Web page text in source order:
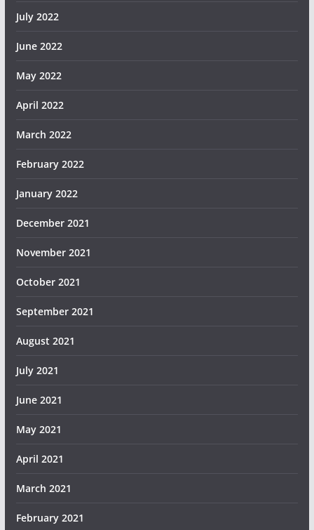
July 2022
June 2022
May 2022
April 2022
March 2022
February 2022
January 2022
December 2021
November 2021
October 2021
September 2021
August 2021
July 2021
June 2021
May 2021
April 2021
March 2021
February 2021